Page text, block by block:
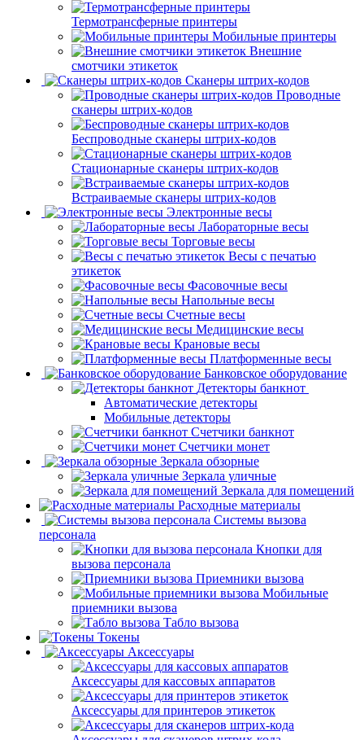
Термотрансферные принтеры
Мобильные принтеры
Внешние
смотчики этикеток
Сканеры штрих-кодов
Проводные
сканеры штрих-кодов
Беспроводные сканеры штрих-кодов
Стационарные сканеры штрих-кодов
Встраиваемые сканеры штрих-кодов
Электронные весы
Лабораторные весы
Торговые весы
Весы с печатью
этикеток
Фасовочные весы
Напольные весы
Счетные весы
Медицинские весы
Крановые весы
Платформенные весы
Банковское оборудование
Детекторы банкнот
Автоматические детекторы
Мобильные детекторы
Счетчики банкнот
Счетчики монет
Зеркала обзорные
Зеркала уличные
Зеркала для помещений
Расходные материалы
Системы вызова
персонала
Кнопки для
вызова персонала
Приемники вызова
Мобильные
приемники вызова
Табло вызова
Токены
Аксессуары
Аксессуары для кассовых аппаратов
Аксессуары для принтеров этикеток